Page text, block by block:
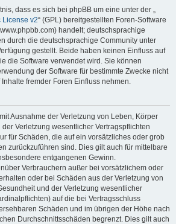
dass es sich bei phpBB um eine unter der „
License v2“ (GPL) bereitgestellten Foren-Software
handelt; deutschsprachige
durch die deutschsprachige Community unter
gestellt. Beide haben keinen Einfluss auf
die Software verwendet wird. Sie können
der Software für bestimmte Zwecke nicht
fremder Foren Einfluss nehmen.
Ausnahme der Verletzung von Leben, Körper
Verletzung wesentlicher Vertragspflichten
für Schäden, die auf ein vorsätzliches oder grob
zurückzuführen sind. Dies gilt auch für mittelbare
entgangenen Gewinn.
Verbrauchern außer bei vorsätzlichem oder
oder bei Schäden aus der Verletzung von
und der Verletzung wesentlicher
auf die bei Vertragsschluss
Schäden und im übrigen der Höhe nach
Durchschnittsschäden begrenzt. Dies gilt auch